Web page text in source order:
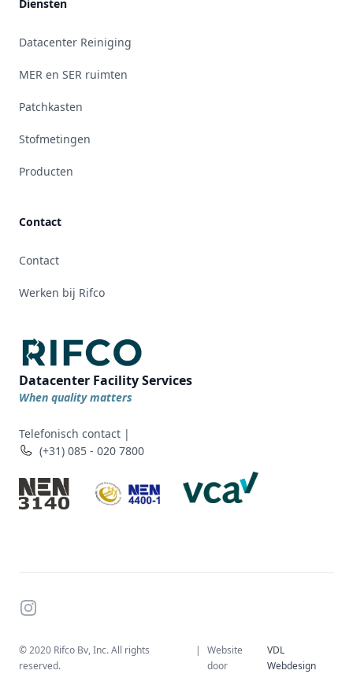
Diensten
Datacenter Reiniging
MER en SER ruimten
Patchkasten
Stofmetingen
Producten
Contact
Contact
Werken bij Rifco
Datacenter Facility Services
When quality matters
Telefonisch contact |
(+31) 085 - 020 7800
Instagram
© 2020 Rifco Bv, Inc. All rights
reserved.
|
Website
door
VDL
Webdesign